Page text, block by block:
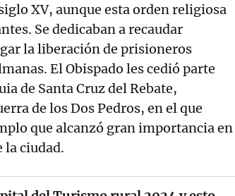
XV, aunque esta orden religiosa
Se dedicaban a recaudar
la liberación de prisioneros
El Obispado les cedió parte
de Santa Cruz del Rebate,
de los Dos Pedros, en el que
que alcanzó gran importancia en
la ciudad.